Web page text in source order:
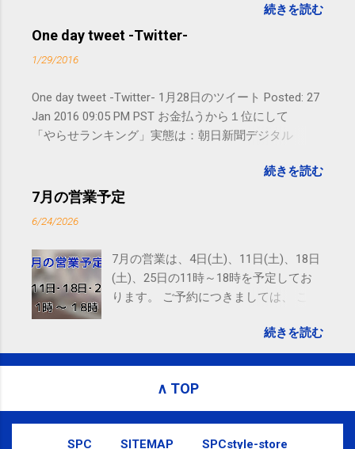
す。 電話に出られないことがあります
ので、ご予約、お問い合わせは
続きを読む
One day tweet -Twitter-
1/29/2016
One day tweet -Twitter- 1月28日のツイート Posted: 27
Jan 2016 09:05 PM PST お金払うから１位にして
「やらせランキング」実態は：朝日新聞デジタル
to email updates from サクマフィジカルコンディショ
ニング(@SPCstyle) - Twilog . To stop receiving these
powered by Google Google Inc., 1600 Amphitheatre
Parkway, Mountain View, CA 94043, United States
続きを読む
7月の営業予定
6/24/2026
7月の営業は、4日(土)、11日(土)、18日
(土)、25日の11時～18時を予定してお
ります。 ご予約につきましては、 こち
れないことがありますので、ご予約、
お問い合わせはSMS（ショートメッセ
続きを読む
∧ TOP
SPC SITEMAP SPCstyle-store